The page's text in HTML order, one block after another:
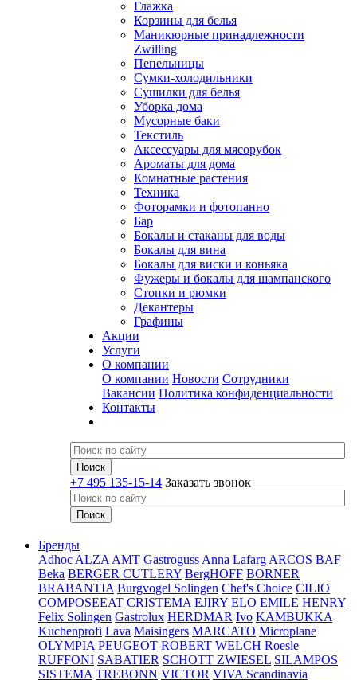
Глажка
Корзины для белья
Маникюрные принадлежности
Zwilling
Пепельницы
Сумки-холодильники
Сушилки для белья
Уборка дома
Мусорные баки
Текстиль
Аксессуары для мясорубок
Ароматы для дома
Комнатные растения
Техника
Фоторамки и фотопанно
Бар
Бокалы и стаканы для воды
Бокалы для вина
Бокалы для виски и коньяка
Фужеры и бокалы для шампанского
Стопки и рюмки
Декантеры
Графины
Акции
Услуги
О компании
О компании Новости Сотрудники
Вакансии Политика конфиденциальности
Контакты
+7 495 135-15-14 Заказать звонок
Бренды
Adhoc ALZA AMT Gastroguss Anna Lafarg ARCOS BAF
Beka BERGER CUTLERY BergHOFF BORNER
BRABANTIA Burgvogel Solingen Chef's Choice CILIO
COMPOSEEAT CRISTEMA EJIRY ELO EMILE HENRY
Felix Solingen Gastrolux HERDMAR Ivo KAMBUKKA
Kuchenprofi Lava Maisingers MARCATO Microplane
OLYMPIA PEUGEOT ROBERT WELCH Roesle
RUFFONI SABATIER SCHOTT ZWIESEL SILAMPOS
SISTEMA TREBONN VICTOR VIVA Scandinavia